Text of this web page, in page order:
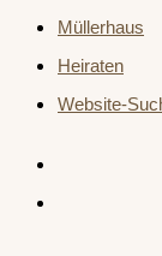
Müllerhaus
Heiraten
Website-